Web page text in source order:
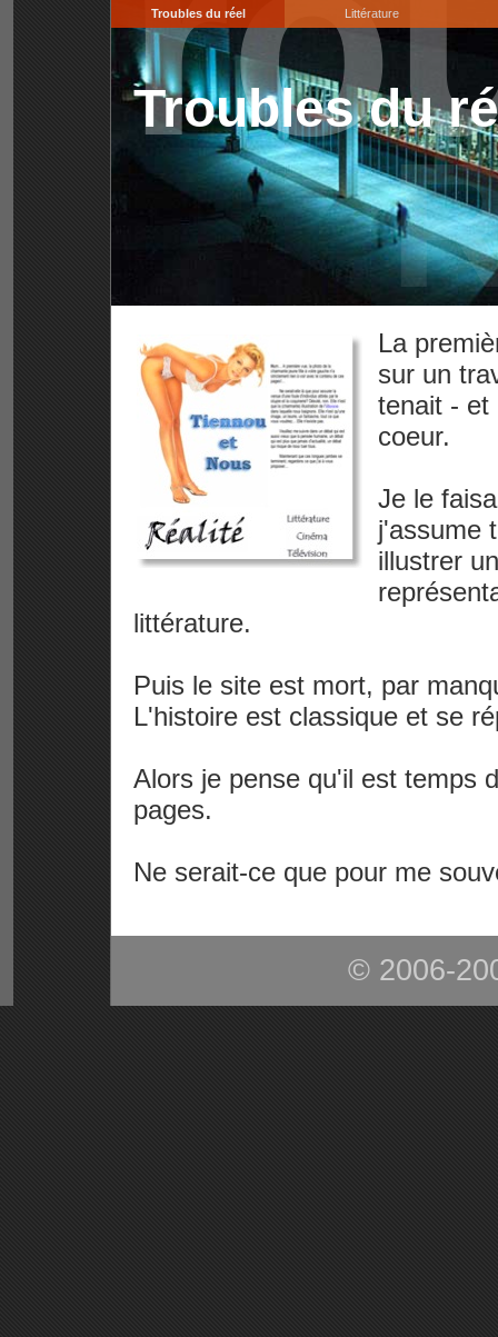
Troubles du réel Littérature
Troubles du
La
sur un
tenait - et
coeur.
Je le
j'assume
illustrer
littérature.
Puis le site est mort, par
L'histoire est classique et se
Alors je pense qu'il est temps
pages.
Ne serait-ce que pour me
© 2006-